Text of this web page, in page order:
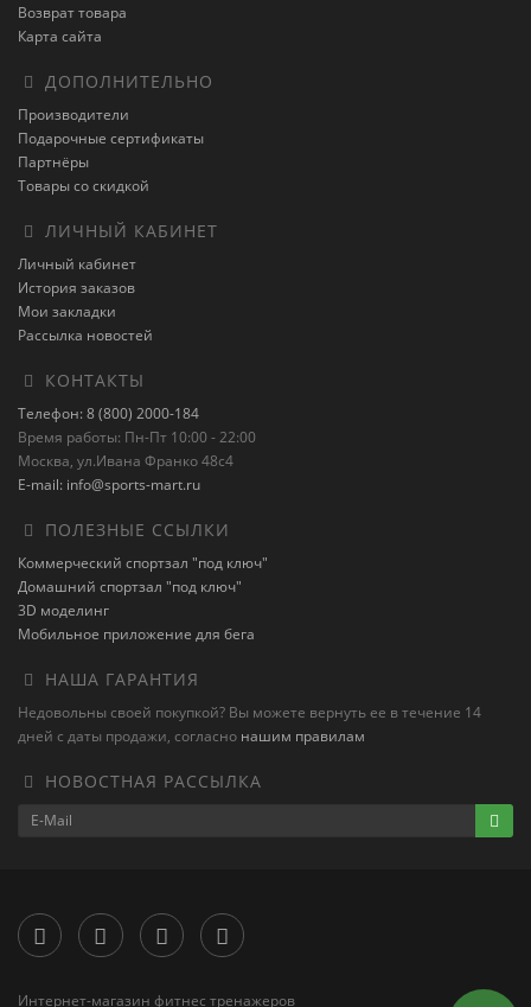
Возврат товара
Карта сайта
ДОПОЛНИТЕЛЬНО
Производители
Подарочные сертификаты
Партнёры
Товары со скидкой
ЛИЧНЫЙ КАБИНЕТ
Личный кабинет
История заказов
Мои закладки
Рассылка новостей
КОНТАКТЫ
Телефон: 8 (800) 2000-184
Время работы: Пн-Пт 10:00 - 22:00
Москва, ул.Ивана Франко 48с4
E-mail: info@sports-mart.ru
ПОЛЕЗНЫЕ ССЫЛКИ
Коммерческий спортзал "под ключ"
Домашний спортзал "под ключ"
3D моделинг
Мобильное приложение для бега
НАША ГАРАНТИЯ
Недовольны своей покупкой? Вы можете вернуть ее в течение 14
дней с даты продажи, согласно нашим правилам
НОВОСТНАЯ РАССЫЛКА
Интернет-магазин фитнес тренажеров